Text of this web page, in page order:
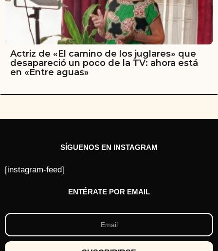
Actriz de «El camino de los juglares» que
desapareció un poco de la TV: ahora está
en «Entre aguas»
SÍGUENOS EN INSTAGRAM
[instagram-feed]
ENTÉRATE POR EMAIL